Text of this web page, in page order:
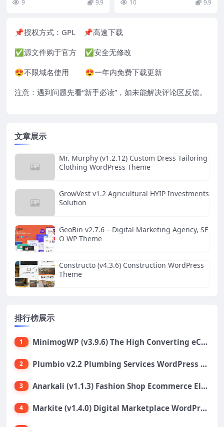
的...9 9.9
题，非...
10 9.9
📌授权方式： GPL 📌高速下载
✅源文件购于官方 ✅安全无修改
😍不限域名使用 😍一年内免费下载更新
注意：遇到问题先看“新手必读”，如未能解决评论区反馈。
文章展示
Mr. Murphy (v1.2.12) Custom Dress Tailoring
Clothing WordPress Theme
GrowVest v1.2 Agricultural HYIP Investments
Solution
GeoBin v2.7.6 – Digital Marketing Agency, SE
O WP Theme
Constructo (v4.3.6) Construction WordPress
Theme
排行榜展示
1 MinimogWP (v3.9.6) The High Converting eCommerce WordPress Theme
2 Plumbio v2.2 Plumbing Services WordPress Theme
3 Anarkali (v1.1.3) Fashion Shop Ecommerce Elementor Theme
4 Markite (v1.4.0) Digital Marketplace WordPress Theme